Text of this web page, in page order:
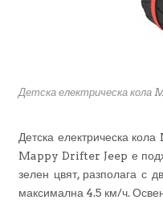
Детска електрическа кола
Детска електрическа
Mappy Drifter Jeep е
зелен цвят, разполага с
максимална 4.5 км/ч.